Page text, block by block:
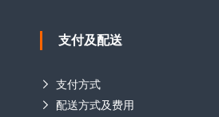
支付及配送
支付方式
配送方式及费用